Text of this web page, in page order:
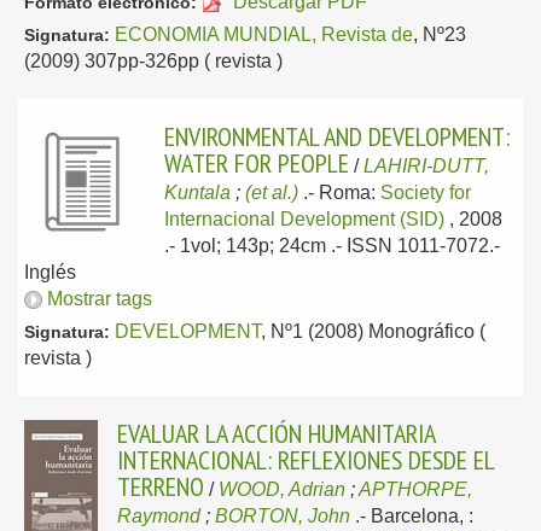
Signatura: ECONOMIA MUNDIAL, Revista de, Nº23
(2009) 307pp-326pp ( revista )
ENVIRONMENTAL AND DEVELOPMENT:
WATER FOR PEOPLE /LAHIRI-DUTT,
Kuntala ; (et al.) .- Roma: Society for
Internacional Development (SID) , 2008
.- 1vol; 143p; 24cm .- ISSN 1011-7072.-
Inglés
Mostrar tags
Signatura: DEVELOPMENT, Nº1 (2008) Monográfico (
revista )
EVALUAR LA ACCIÓN HUMANITARIA
INTERNACIONAL: REFLEXIONES DESDE EL
TERRENO / WOOD, Adrian ;APTHORPE,
Raymond; BORTON, John .- Barcelona, :